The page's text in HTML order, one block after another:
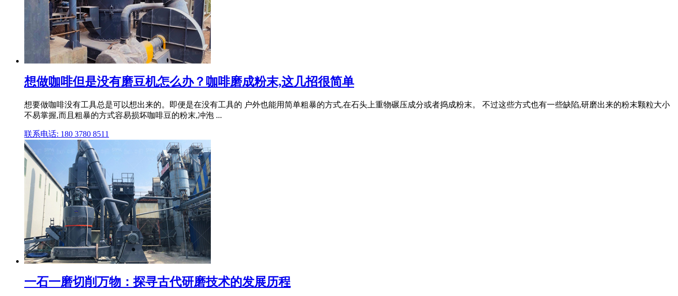
想做咖啡但是没有磨豆机怎么办？咖啡磨成粉末,这几招很简单
想要做咖啡没有工具总是可以想出来的。即便是在没有工具的 户外也能用简单粗暴的方式,在石头上重物碾压成分或者捣成粉末。 不过这些方式也有一些缺陷,研磨出来的粉末颗粒大小
不易掌握,而且粗暴的方式容易损坏咖啡豆的粉末,冲泡 ...
联系电话: 180 3780 8511
一石一磨切削万物：探寻古代研磨技术的发展历程